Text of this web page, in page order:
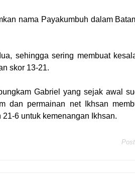
nama Payakumbuh dalam
sehingga sering membuat
skor 13-21.
Gabriel yang sejak awal
dan permainan net Ikhsan
6 untuk kemenangan Ikhsan.